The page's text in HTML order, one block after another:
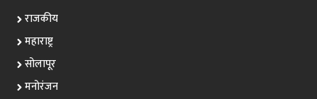
राजकीय
महाराष्ट्र
सोलापूर
मनोरंजन